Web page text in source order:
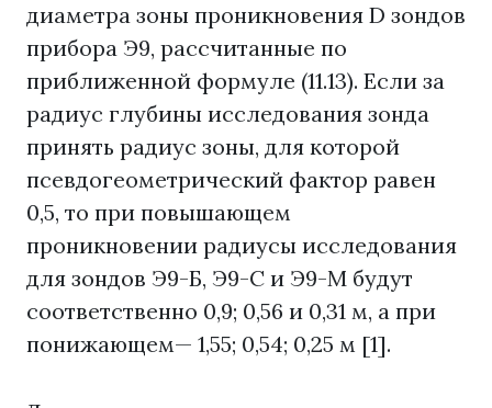
диаметра зоны проникновения D зондов
прибора Э9, рассчитанные по
приближенной формуле (11.13). Если за
радиус глубины исследования зонда
принять радиус зоны, для которой
псевдогеометрический фактор равен
0,5, то при повышающем
проникновении радиусы исследования
для зондов Э9-Б, Э9-С и Э9-М будут
соответственно 0,9; 0,56 и 0,31 м, а при
понижающем— 1,55; 0,54; 0,25 м [1].